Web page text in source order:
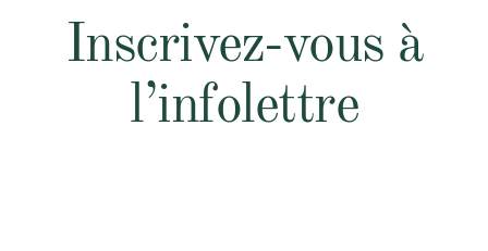
Inscrivez-vous à
l’infolettre